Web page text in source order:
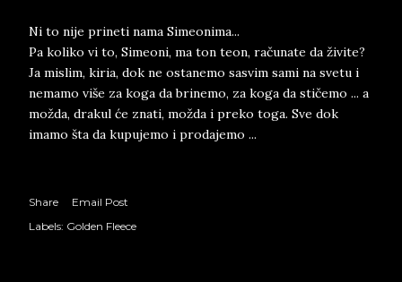
Ni to nije prineti nama Simeonima...
Pa koliko vi to, Simeoni, ma ton teon, računate da živite?
Ja mislim, kiria, dok ne ostanemo sasvim sami na svetu i
nemamo više za koga da brinemo, za koga da stičemo ... a
možda, drakul će znati, možda i preko toga. Sve dok
imamo šta da kupujemo i prodajemo ...
Share
Email Post
Labels: Golden Fleece